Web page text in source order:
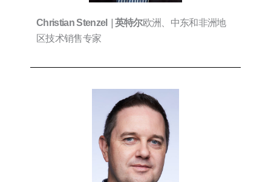
Christian Stenzel | 英特尔欧洲、中东和非洲地
区技术销售专家